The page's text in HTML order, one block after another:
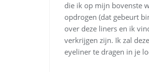
die ik op mijn bovenste
opdrogen (dat gebeurt
over deze liners en ik
verkrijgen zijn. Ik zal
eyeliner te dragen in je